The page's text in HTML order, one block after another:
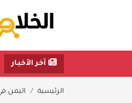
آخر الأخبار
الرئيسية اليمن